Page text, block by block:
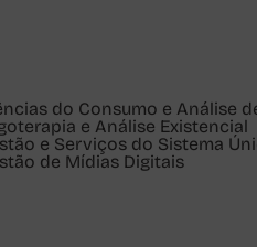
do Consumo e Análise
e Análise Existencial
e Serviços do Sistema
de Mídias Digitais